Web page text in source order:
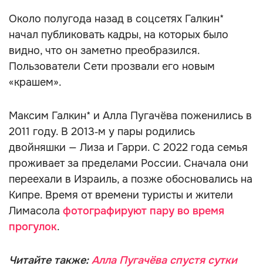
Около полугода назад в соцсетях Галкин*
начал публиковать кадры, на которых было
видно, что он заметно преобразился.
Пользователи Сети прозвали его новым
«крашем».
Максим Галкин* и Алла Пугачёва поженились в
2011 году. В 2013‑м у пары родились
двойняшки — Лиза и Гарри. С 2022 года семья
проживает за пределами России. Сначала они
переехали в Израиль, а позже обосновались на
Кипре. Время от времени туристы и жители
Лимасола фотографируют пару во время
прогулок.
Читайте также:Алла Пугачёва спустя сутки